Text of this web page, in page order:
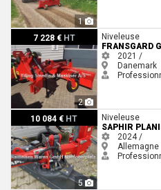
1
7 228 € HT
2
Fransgard GT 2,75m DKHNiveleuse
FRANSGARD
2021 /
Danemark
10 084 € HT
5
Saphir Planierschild PS 2250Niveleuse
SAPHIR
2024 /
Allemagne